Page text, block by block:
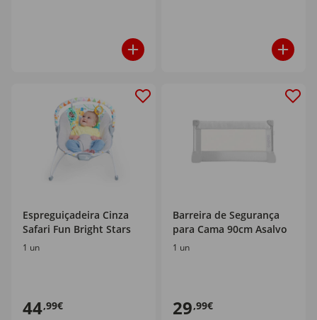
Espreguiçadeira Cinza
Safari Fun Bright Stars
1 un
44,99€
Barreira de Segurança
para Cama 90cm Asalvo
1 un
29,99€